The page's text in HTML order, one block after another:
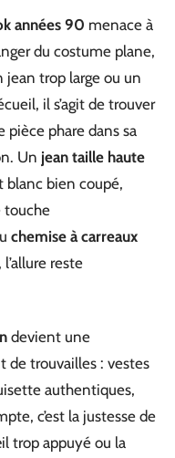
années 90 menace à
du costume plane,
jean trop large ou un
il s’agit de trouver
pièce phare dans sa
Un jean taille haute
blanc bien coupé,
touche
chemise à carreaux
reste
devient une
de trouvailles : vestes
authentiques,
c’est la justesse de
trop appuyé ou la